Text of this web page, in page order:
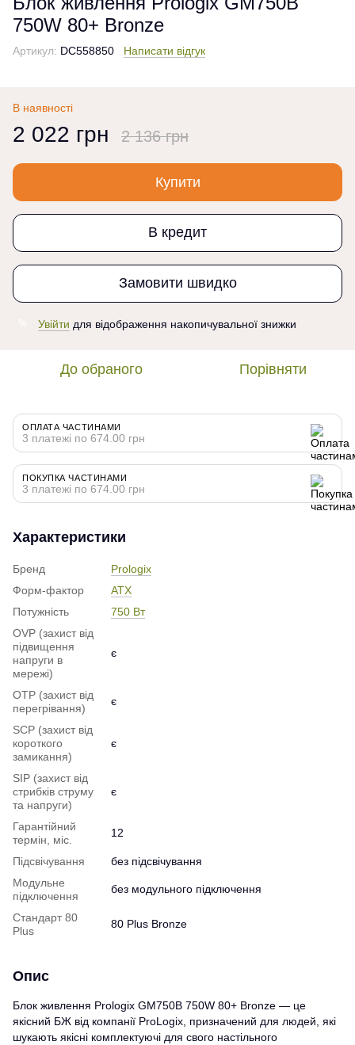
750W 80+ Bronze
Артикул: DC558850 Написати відгук
В наявності
2 022 грн 2 136 грн
Купити
В кредит
Замовити швидко
Увійти для відображення накопичувальної знижки
До обраного Порівняти
ОПЛАТА ЧАСТИНАМИ
3 платежі по 674.00 грн
ПОКУПКА ЧАСТИНАМИ
3 платежі по 674.00 грн
Характеристики
Бренд
Prologix
Форм-фактор
ATX
Потужність
750 Вт
OVP (захист від
підвищення
напруги в
мережі)
є
OTP (захист від
перегрівання)
є
SCP (захист від
короткого
замикання)
є
SIP (захист від
стрибків струму
та напруги)
є
Гарантійний
термін, міс.
12
Підсвічування
без підсвічування
Модульне
підключення
без модульного підключення
Стандарт 80
Plus
80 Plus Bronze
Опис
Блок живлення Prologix GM750B 750W 80+ Bronze — це
якісний БЖ від компанії ProLogix, призначений для людей, які
шукають якісні комплектуючі для свого настільного